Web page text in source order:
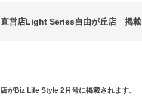
営店Light Series自由が丘店 掲載
がBiz Life Style 2月号に掲載されます。